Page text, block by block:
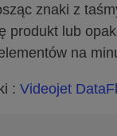
znaki z
produkt lub
na
: Videojet